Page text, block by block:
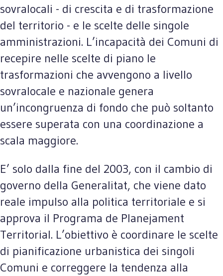
sovralocali - di crescita e di trasformazione
del territorio - e le scelte delle singole
amministrazioni. L’incapacità dei Comuni di
recepire nelle scelte di piano le
trasformazioni che avvengono a livello
sovralocale e nazionale genera
un’incongruenza di fondo che può soltanto
essere superata con una coordinazione a
scala maggiore.
E’ solo dalla fine del 2003, con il cambio di
governo della Generalitat, che viene dato
reale impulso alla politica territoriale e si
approva il Programa de Planejament
Territorial. L’obiettivo è coordinare le scelte
di pianificazione urbanistica dei singoli
Comuni e correggere la tendenza alla